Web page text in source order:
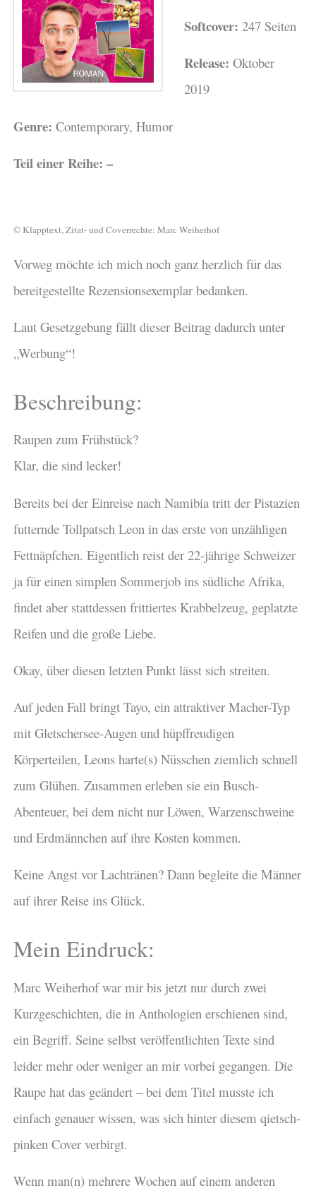
Softcover:247 Seiten
Release: Oktober
2019
Genre: Contemporary, Humor
Teil einer Reihe: –
© Klapptext, Zitat- und Coverrechte: Marc Weiherhof
Vorweg möchte ich mich noch ganz herzlich für das
bereitgestellte Rezensionsexemplar bedanken.
Laut Gesetzgebung fällt dieser Beitrag dadurch unter
„Werbung“!
Beschreibung:
Raupen zum Frühstück?
Klar, die sind lecker!
Bereits bei der Einreise nach Namibia tritt der Pistazien
futternde Tollpatsch Leon in das erste von unzähligen
Fettnäpfchen. Eigentlich reist der 22-jährige Schweizer
ja für einen simplen Sommerjob ins südliche Afrika,
findet aber stattdessen frittiertes Krabbelzeug, geplatzte
Reifen und die große Liebe.
Okay, über diesen letzten Punkt lässt sich streiten.
Auf jeden Fall bringt Tayo, ein attraktiver Macher-Typ
mit Gletschersee-Augen und hüpffreudigen
Körperteilen, Leons harte(s) Nüsschen ziemlich schnell
zum Glühen. Zusammen erleben sie ein Busch-
Abenteuer, bei dem nicht nur Löwen, Warzenschweine
und Erdmännchen auf ihre Kosten kommen.
Keine Angst vor Lachtränen? Dann begleite die Männer
auf ihrer Reise ins Glück.
Mein Eindruck:
Marc Weiherhof war mir bis jetzt nur durch zwei
Kurzgeschichten, die in Anthologien erschienen sind,
ein Begriff. Seine selbst veröffentlichten Texte sind
leider mehr oder weniger an mir vorbei gegangen. Die
Raupe hat das geändert – bei dem Titel musste ich
einfach genauer wissen, was sich hinter diesem qietsch-
pinken Cover verbirgt.
Wenn man(n) mehrere Wochen auf einem anderen